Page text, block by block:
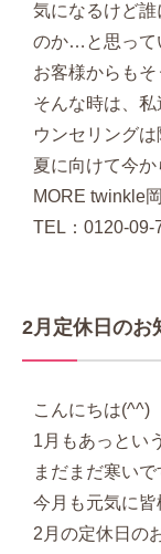
気になるけど
のか…と思って
お客様からもそ
そんな時は、
ウンセリング
夏に向けて今
MORE twinkle
TEL：0120-09-
2月定休日の
こんにちは(^^)
1月もあっとい
まだまだ寒い
今月も元気に
2月の定休日の